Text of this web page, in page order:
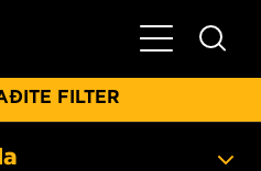
Glavni meni
FILTER